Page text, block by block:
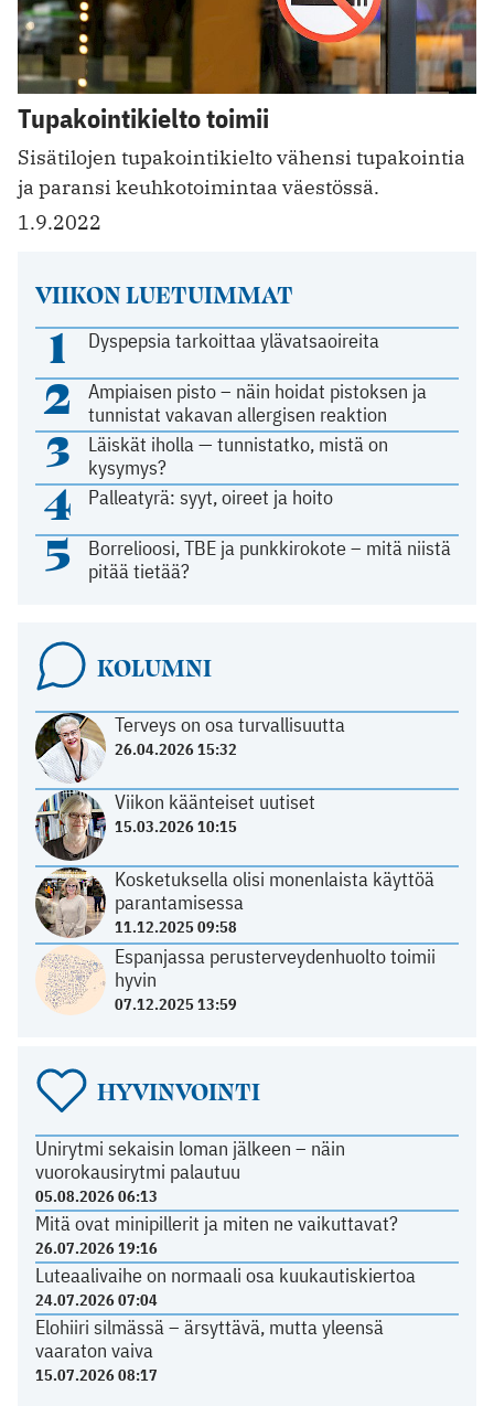
Tupakointikielto toimii
Sisätilojen tupakointikielto vähensi tupakointia
ja paransi keuhkotoimintaa väestössä.
1.9.2022
VIIKON LUETUIMMAT
1 Dyspepsia tarkoittaa ylävatsaoireita
2
Ampiaisen pisto – näin hoidat pistoksen ja
tunnistat vakavan allergisen reaktion
3
Läiskät iholla — tunnistatko, mistä on
kysymys?
4 Palleatyrä: syyt, oireet ja hoito
5
Borrelioosi, TBE ja punkkirokote – mitä niistä
pitää tietää?
KOLUMNI
Terveys on osa turvallisuutta
26.04.2026 15:32
Viikon käänteiset uutiset
15.03.2026 10:15
Kosketuksella olisi monenlaista käyttöä
parantamisessa
11.12.2025 09:58
Espanjassa perusterveydenhuolto toimii
hyvin
07.12.2025 13:59
HYVINVOINTI
Unirytmi sekaisin loman jälkeen – näin
vuorokausirytmi palautuu
05.08.2026 06:13
Mitä ovat minipillerit ja miten ne vaikuttavat?
26.07.2026 19:16
Luteaalivaihe on normaali osa kuukautiskiertoa
24.07.2026 07:04
Elohiiri silmässä – ärsyttävä, mutta yleensä
vaaraton vaiva
15.07.2026 08:17